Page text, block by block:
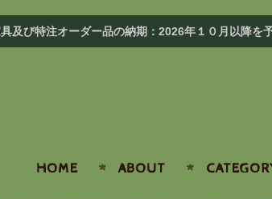
及び特注オーダー品の納期：2026年１０月以降を
HOME ABOUT